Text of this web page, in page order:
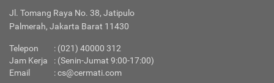
Jl. Tomang Raya No. 38, Jatipulo
Palmerah, Jakarta Barat 11430
Telepon : (021) 40000 312
Jam Kerja
: (Senin-Jumat 9:00-17:00)
Email
:cs@cermati.com